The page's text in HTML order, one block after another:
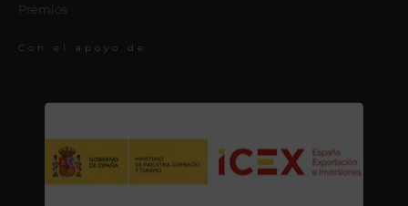
Premios
Con el apoyo de: